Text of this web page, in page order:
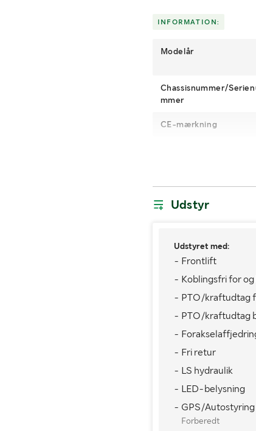
INFORMATION:
Modelår
Chassisnummer/
mmer
CE-mærkning
Type hydraulikolie
Seneste godkendte
Vægt i driftsklar stand
Udstyr
Udstyret med:
- Frontlift
- Koblingsfri for og
- PTO/kraftudtag
- PTO/kraftudtag
-
- Fri retur
- LS hydraulik
- LED-belysning
- GPS/Autostyring
Forberedt